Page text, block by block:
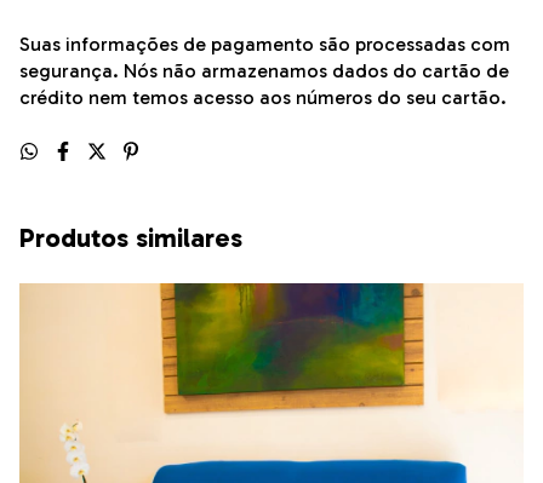
Suas informações de pagamento são processadas com
segurança. Nós não armazenamos dados do cartão de
crédito nem temos acesso aos números do seu cartão.
Produtos similares